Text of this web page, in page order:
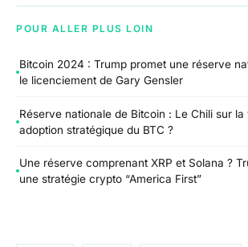
POUR ALLER PLUS LOIN
Bitcoin 2024 : Trump promet une réserve
le licenciement de Gary Gensler
Réserve nationale de Bitcoin : Le Chili sur la
adoption stratégique du BTC ?
Une réserve comprenant XRP et Solana ?
une stratégie crypto “America First”